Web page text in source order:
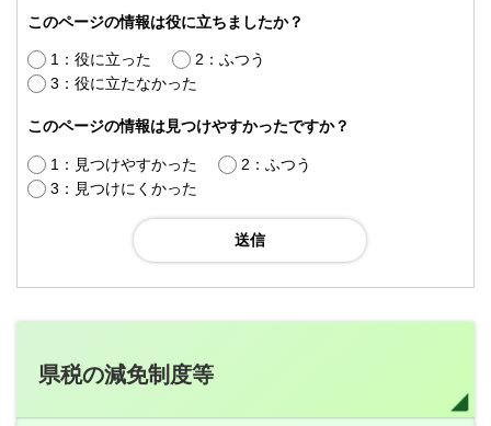
このページの情報は役に立ちましたか？
1：役に立った
2：ふつう
3：役に立たなかった
このページの情報は見つけやすかったですか？
1：見つけやすかった
2：ふつう
3：見つけにくかった
県税の減免制度等